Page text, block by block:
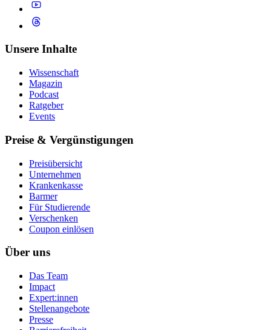
Unsere Inhalte
Wissenschaft
Magazin
Podcast
Ratgeber
Events
Preise & Vergünstigungen
Preisübersicht
Unternehmen
Krankenkasse
Barmer
Für Studierende
Ver­schen­ken
Coupon einlösen
Über uns
Das Team
Impact
Expert:innen
Stellenangebote
Presse